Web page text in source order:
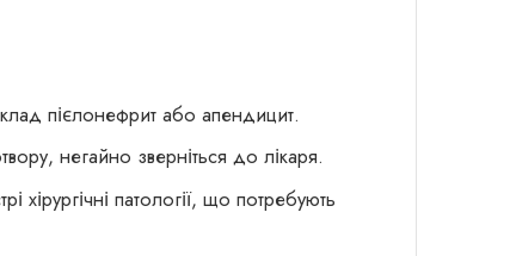
пієлонефрит або апендицит.
негайно зверніться до лікаря.
патології, що потребують